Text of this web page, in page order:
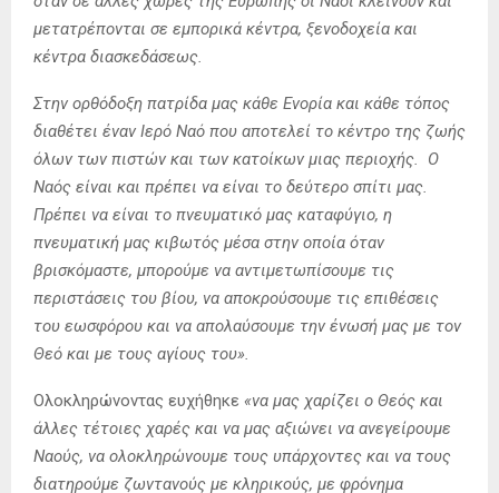
μετατρέπονται σε εμπορικά κέντρα, ξενοδοχεία και
κέντρα διασκεδάσεως.
Στην ορθόδοξη πατρίδα μας κάθε Ενορία και κάθε τόπος
διαθέτει έναν Ιερό Ναό που αποτελεί το κέντρο της ζωής
όλων των πιστών και των κατοίκων μιας περιοχής. Ο
Ναός είναι και πρέπει να είναι το δεύτερο σπίτι μας.
Πρέπει να είναι το πνευματικό μας καταφύγιο, η
πνευματική μας κιβωτός μέσα στην οποία όταν
βρισκόμαστε, μπορούμε να αντιμετωπίσουμε τις
περιστάσεις του βίου, να αποκρούσουμε τις επιθέσεις
του εωσφόρου και να απολαύσουμε την ένωσή μας με τον
Θεό και με τους αγίους του».
Ολοκληρώνοντας ευχήθηκε «να μας χαρίζει ο Θεός και
άλλες τέτοιες χαρές και να μας αξιώνει να ανεγείρουμε
Ναούς, να ολοκληρώνουμε τους υπάρχοντες και να τους
διατηρούμε ζωντανούς με κληρικούς, με φρόνημα